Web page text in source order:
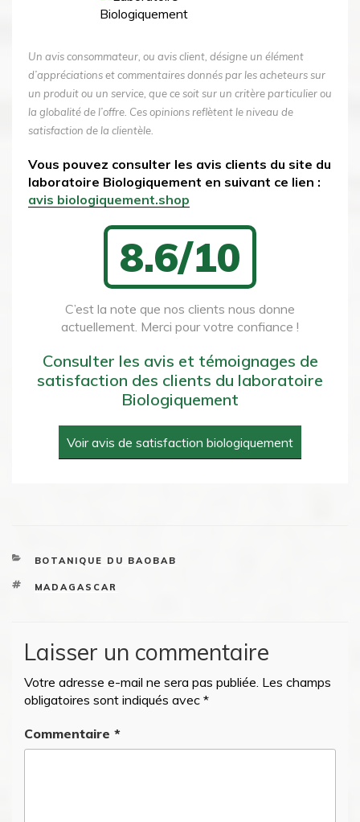
Un avis consommateur, ou avis client, désigne un élément
d’appréciations et commentaires donnés par les acheteurs sur
un produit ou un service, que ce soit sur un critère particulier ou
la globalité de l’offre. Ces opinions reflètent le niveau de
satisfaction de la clientèle.
Vous pouvez consulter les avis clients du site du
laboratoire Biologiquement en suivant ce lien :
avis biologiquement.shop
8.6/10
C’est la note que nos clients nous donne
actuellement. Merci pour votre confiance !
Consulter les avis et témoignages de
satisfaction des clients du laboratoire
Biologiquement
Voir avis de satisfaction biologiquement
CATEGORIES
BOTANIQUE DU BAOBAB
TAGS
MADAGASCAR
Laisser un commentaire
Votre adresse e-mail ne sera pas publiée. Les champs
obligatoires sont indiqués avec *
Commentaire *